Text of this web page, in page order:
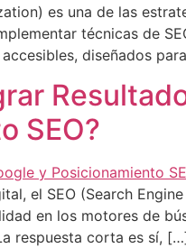
es una de las
técnicas de
diseñados
SEO?
el SEO (Search
en los motores de
respuesta corta es sí,